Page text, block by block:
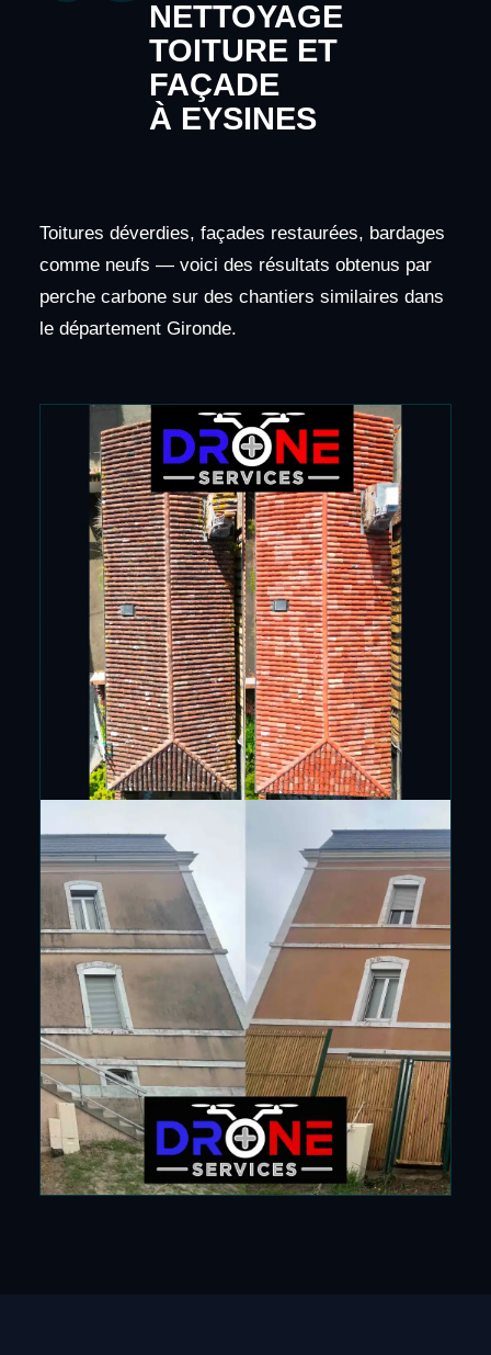
NETTOYAGE
TOITURE ET
FAÇADE
À EYSINES
Toitures déverdies, façades restaurées, bardages
comme neufs — voici des résultats obtenus par
perche carbone sur des chantiers similaires dans
le département Gironde.